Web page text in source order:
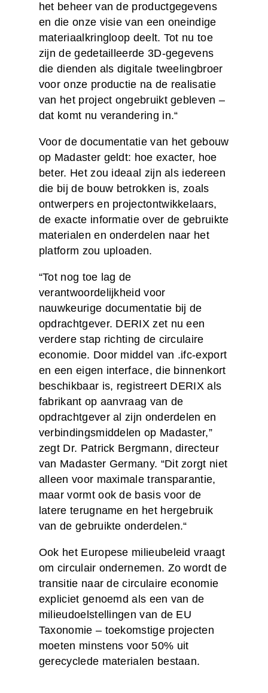
het beheer van de productgegevens
en die onze visie van een oneindige
materiaalkringloop deelt. Tot nu toe
zijn de gedetailleerde 3D-gegevens
die dienden als digitale tweelingbroer
voor onze productie na de realisatie
van het project ongebruikt gebleven –
dat komt nu verandering in.“
Voor de documentatie van het gebouw
op Madaster geldt: hoe exacter, hoe
beter. Het zou ideaal zijn als iedereen
die bij de bouw betrokken is, zoals
ontwerpers en projectontwikkelaars,
de exacte informatie over de gebruikte
materialen en onderdelen naar het
platform zou uploaden.
“Tot nog toe lag de
verantwoordelijkheid voor
nauwkeurige documentatie bij de
opdrachtgever. DERIX zet nu een
verdere stap richting de circulaire
economie. Door middel van .ifc-export
en een eigen interface, die binnenkort
beschikbaar is, registreert DERIX als
fabrikant op aanvraag van de
opdrachtgever al zijn onderdelen en
verbindingsmiddelen op Madaster,”
zegt Dr. Patrick Bergmann, directeur
van Madaster Germany. “Dit zorgt niet
alleen voor maximale transparantie,
maar vormt ook de basis voor de
latere terugname en het hergebruik
van de gebruikte onderdelen.“
Ook het Europese milieubeleid vraagt
om circulair ondernemen. Zo wordt de
transitie naar de circulaire economie
expliciet genoemd als een van de
milieudoelstellingen van de EU
Taxonomie – toekomstige projecten
moeten minstens voor 50% uit
gerecyclede materialen bestaan.